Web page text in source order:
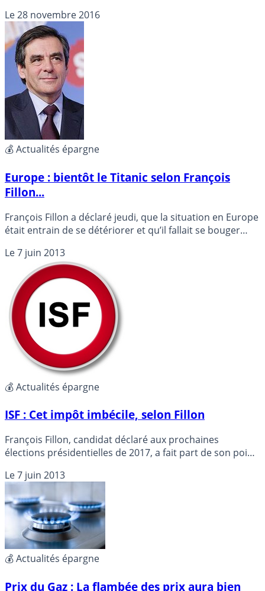
du prélèvement libératoire forfaitaire à 30%, hausse de la
TVA de 2 points ...
Le28 novembre 2016
💰 Actualités épargne
Europe : bientôt le Titanic selon François
Fillon...
François Fillon a déclaré jeudi, que la situation en Europe
était entrain de se détériorer et qu’il fallait se bouger
Le7 juin 2013
💰 Actualités épargne
ISF : Cet impôt imbécile, selon Fillon
François Fillon, candidat déclaré aux prochaines
élections présidentielles de 2017, a fait part de son point
Le7 juin 2013
💰 Actualités épargne
Prix du Gaz : La flambée des prix aura bien